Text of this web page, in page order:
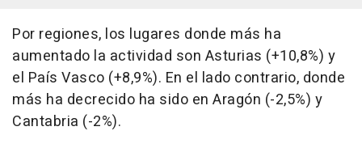
Por regiones, los lugares donde más ha
aumentado la actividad son Asturias (+10,8%) y
el País Vasco (+8,9%). En el lado contrario, donde
más ha decrecido ha sido en Aragón (-2,5%) y
Cantabria (-2%).